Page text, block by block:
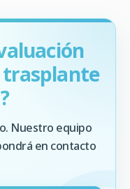
Nuestro equipo
en contacto